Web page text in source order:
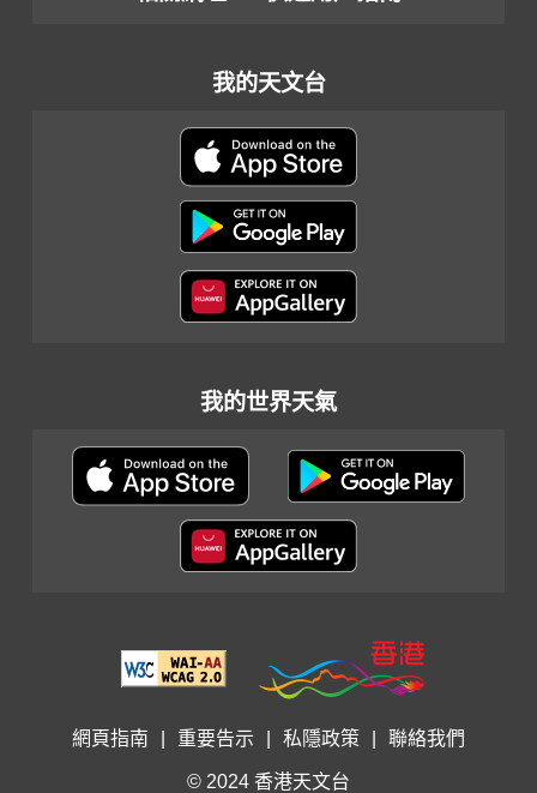
我的天文台
我的世界天氣
網頁指南 重要告示 私隱政策 聯絡我們
© 2024 香港天文台